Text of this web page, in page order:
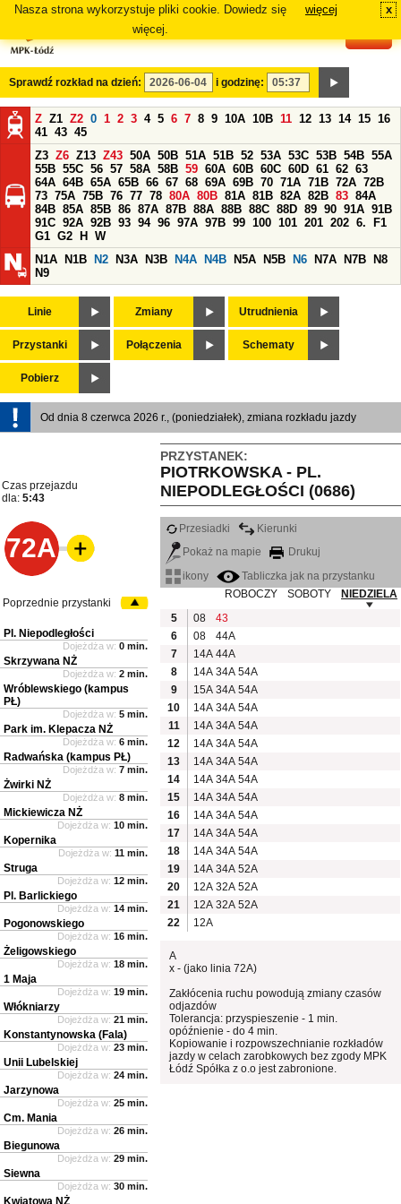
Nasza strona wykorzystuje pliki cookie. Dowiedz się
więcej.
więcej x
Sprawdź rozkład na dzień: i godzinę:
Z Z1 Z2 0 1 2 3 4 5 6 7 8 9 10A 10B 11 12 13 14 15 16
41 43 45
Z3 Z6 Z13 Z43 50A 50B 51A 51B 52 53A 53C 53B 54B 55A
55B 55C 56 57 58A 58B 59 60A 60B 60C 60D 61 62 63
64A 64B 65A 65B 66 67 68 69A 69B 70 71A 71B 72A 72B
73 75A 75B 76 77 78 80A 80B 81A 81B 82A 82B 83 84A
84B 85A 85B 86 87A 87B 88A 88B 88C 88D 89 90 91A 91B
91C 92A 92B 93 94 96 97A 97B 99 100 101 201 202 6.
F1
G1 G2 H
W
N1A
N1B N2 N3A N3B N4A N4B N5A N5B N6 N7A N7B
N8
N9
Linie Zmiany Utrudnienia
Przystanki Połączenia Schematy
Pobierz
Od dnia 8 czerwca 2026 r., (poniedziałek), zmiana rozkładu jazdy
PRZYSTANEK:
PIOTRKOWSKA - PL.
NIEPODLEGŁOŚCI (0686)
Czas przejazdu
dla: 5:43
72A
Przesiadki
Kierunki
Pokaż na mapie
Drukuj
ikony
Tabliczka jak na przystanku
ROBOCZY
SOBOTY
NIEDZIELA
5
08
43
6
08
44A
7
14A 44A
8
14A 34A 54A
9
15A 34A 54A
10
14A 34A 54A
11
14A 34A 54A
12
14A 34A 54A
13
14A 34A 54A
14
14A 34A 54A
15
14A 34A 54A
16
14A 34A 54A
17
14A 34A 54A
18
14A 34A 54A
19
14A 34A 52A
20
12A 32A 52A
21
12A 32A 52A
22
12A
A
x - (jako linia 72A)
Zakłócenia ruchu powodują zmiany czasów
odjazdów
Tolerancja: przyspieszenie - 1 min.
opóźnienie - do 4 min.
Kopiowanie i rozpowszechnianie rozkładów
jazdy w celach zarobkowych bez zgody MPK
Łódź Spółka z o.o jest zabronione.
Poprzednie przystanki
Pl. Niepodległości
Dojeżdża w: 0 min.
Skrzywana NŻ
Dojeżdża w: 2 min.
Wróblewskiego (kampus
PŁ)
Dojeżdża w: 5 min.
Park im. Klepacza NŻ
Dojeżdża w: 6 min.
Radwańska (kampus PŁ)
Dojeżdża w: 7 min.
Żwirki NŻ
Dojeżdża w: 8 min.
Mickiewicza NŻ
Dojeżdża w: 10 min.
Kopernika
Dojeżdża w: 11 min.
Struga
Dojeżdża w: 12 min.
Pl. Barlickiego
Dojeżdża w: 14 min.
Pogonowskiego
Dojeżdża w: 16 min.
Żeligowskiego
Dojeżdża w: 18 min.
1 Maja
Dojeżdża w: 19 min.
Włókniarzy
Dojeżdża w: 21 min.
Konstantynowska (Fala)
Dojeżdża w: 23 min.
Unii Lubelskiej
Dojeżdża w: 24 min.
Jarzynowa
Dojeżdża w: 25 min.
Cm. Mania
Dojeżdża w: 26 min.
Biegunowa
Dojeżdża w: 29 min.
Siewna
Dojeżdża w: 30 min.
Kwiatowa NŻ